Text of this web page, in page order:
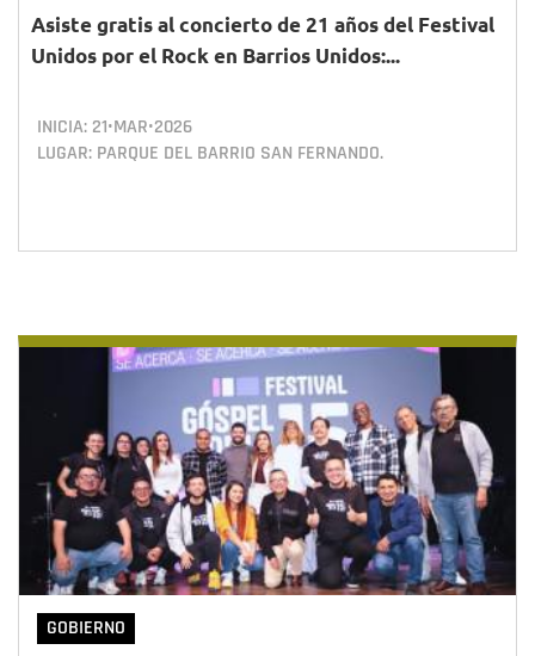
Asiste gratis al concierto de 21 años del Festival
Unidos por el Rock en Barrios Unidos:...
INICIA: 21•MAR•2026
LUGAR: PARQUE DEL BARRIO SAN FERNANDO.
GOBIERNO